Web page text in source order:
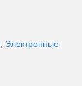
, Электронные